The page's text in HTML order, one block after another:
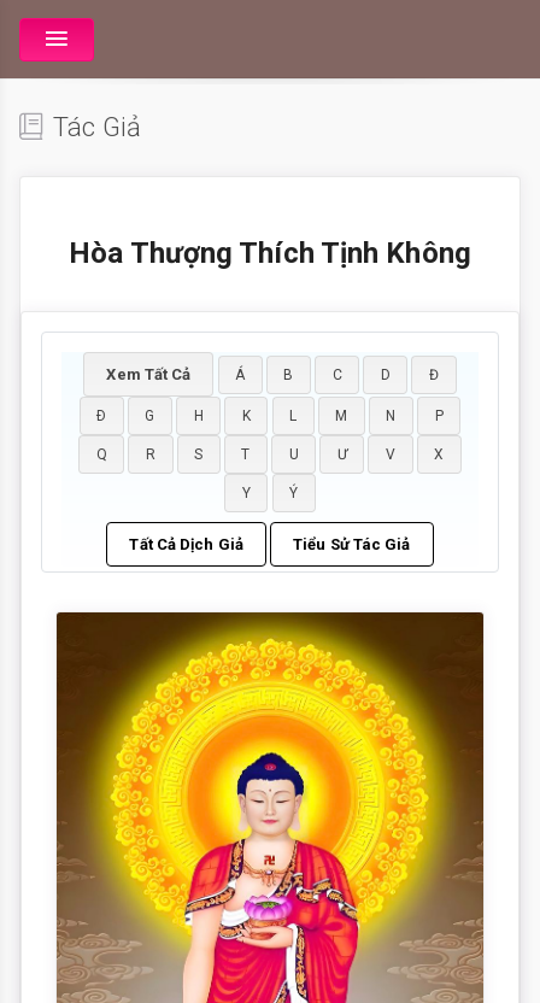
Tác Giả
Hòa Thượng Thích Tịnh Không
Xem Tất Cả Á B C D Đ
Ð G H K L M N P
Q R S T U Ư V X
Y Ý
Tất Cả Dịch Giả Tiểu Sử Tác Giả